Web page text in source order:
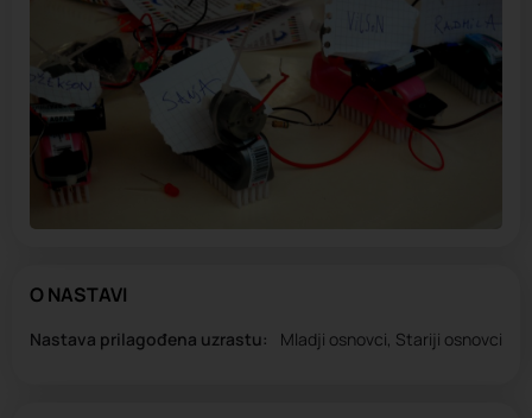
O NASTAVI
Nastava prilagođena uzrastu: Mladji osnovci, Stariji osnovci